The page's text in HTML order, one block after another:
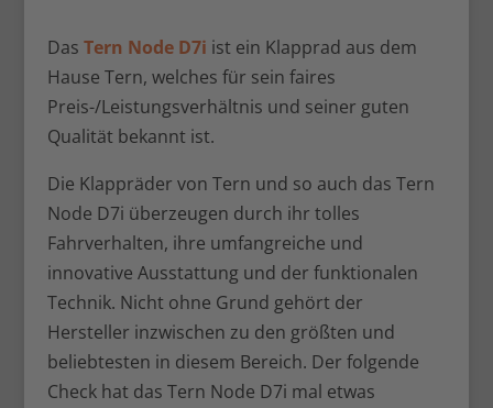
Das Tern Node D7i ist ein Klapprad aus dem
Hause Tern, welches für sein faires
Preis-/Leistungsverhältnis und seiner guten
Qualität bekannt ist.
Die Klappräder von Tern und so auch das Tern
Node D7i überzeugen durch ihr tolles
Fahrverhalten, ihre umfangreiche und
innovative Ausstattung und der funktionalen
Technik. Nicht ohne Grund gehört der
Hersteller inzwischen zu den größten und
beliebtesten in diesem Bereich. Der folgende
Check hat das Tern Node D7i mal etwas